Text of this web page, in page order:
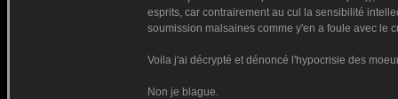
esprits, car contrairement au cul la sensibilité
soumission malsaines comme y'en a foule avec le
Voila j'ai décrypté et dénoncé l'hypocrisie des
Non je blague.